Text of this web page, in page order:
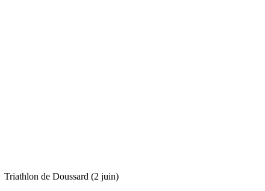
Triathlon de Doussard (2 juin)